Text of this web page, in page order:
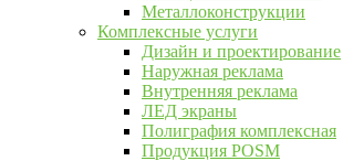
Металлоконструкции
Комплексные услуги
Дизайн и проектирование
Наружная реклама
Внутренняя реклама
ЛЕД экраны
Полиграфия комплексная
Продукция POSM